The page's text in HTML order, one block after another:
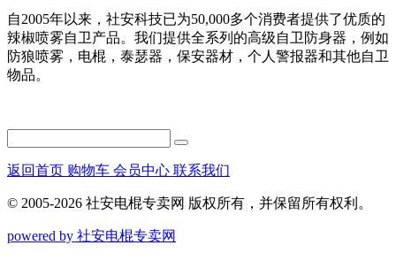
自2005年以来，社安科技已为50,000多个消费者提供了优质的
辣椒喷雾自卫产品。我们提供全系列的高级自卫防身器，例如
防狼喷雾，电棍，泰瑟器，保安器材，个人警报器和其他自卫
物品。
返回首页 购物车 会员中心 联系我们
© 2005-2026 社安电棍专卖网 版权所有，并保留所有权利。
powered by 社安电棍专卖网